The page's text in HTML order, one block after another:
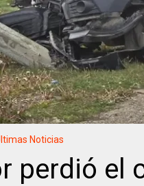
Noticias
perdió el